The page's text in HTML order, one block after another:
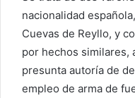
nacionalidad
Cuevas de Reyllo, y
por hechos similares,
presunta autoría de
empleo de arma de